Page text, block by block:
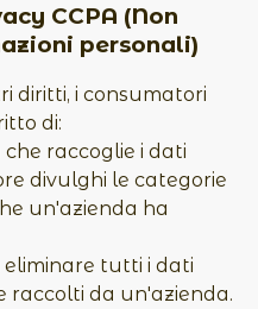
CCPA (Non
personali)
diritti, i consumatori
di:
raccoglie i dati
divulghi le categorie
un'azienda ha
eliminare tutti i dati
raccolti da un'azienda.